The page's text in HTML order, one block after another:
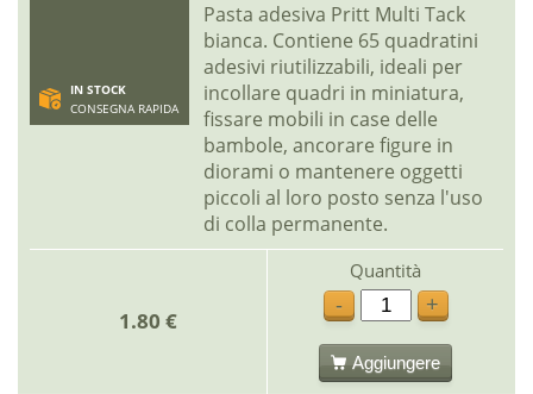
IN STOCK
CONSEGNA RAPIDA
Pasta adesiva Pritt Multi Tack
bianca. Contiene 65 quadratini
adesivi riutilizzabili, ideali per
incollare quadri in miniatura,
fissare mobili in case delle
bambole, ancorare figure in
diorami o mantenere oggetti
piccoli al loro posto senza l'uso
di colla permanente.
1.80 €
Quantità
-
+
Aggiungere